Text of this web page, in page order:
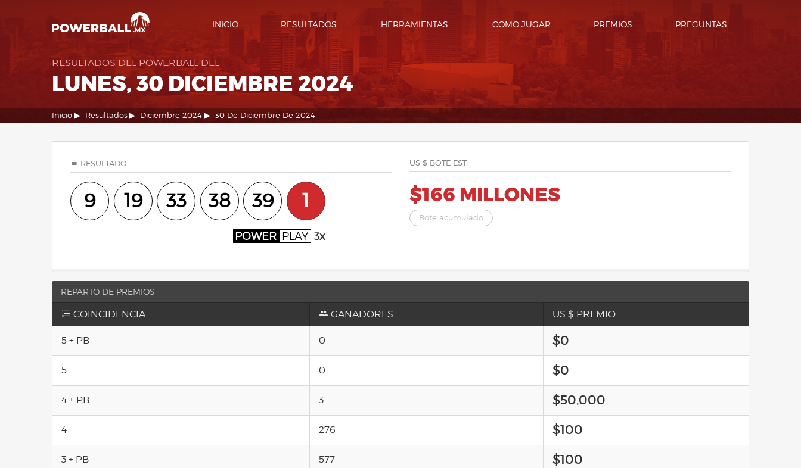
INICIO RESULTADOS HERRAMIENTAS COMO JUGAR PREMIOS PREGUNTAS
RESULTADOS DEL POWERBALL DEL
LUNES, 30 DICIEMBRE 2024
Inicio Resultados Diciembre 2024 30 De Diciembre De 2024
RESULTADO
9 19 33 38 39 1
POWER PLAY 3x
US $ BOTE EST.
$166 MILLONES
Bote acumulado
REPARTO DE PREMIOS
COINCIDENCIA GANADORES US $ PREMIO
5 + PB 0 $0
5 0 $0
4 + PB 3 $50,000
4 276 $100
3 + PB 577 $100